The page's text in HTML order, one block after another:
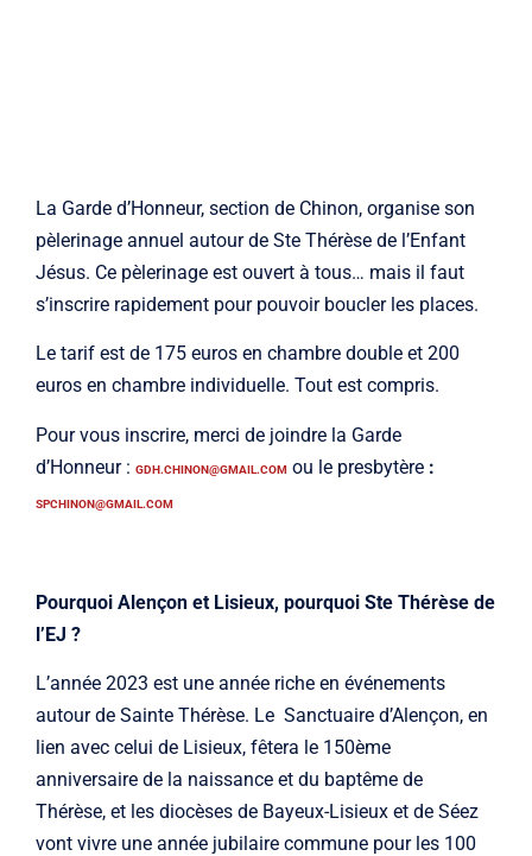
La Garde d’Honneur, section de Chinon, organise son
pèlerinage annuel autour de Ste Thérèse de l’Enfant
Jésus. Ce pèlerinage est ouvert à tous… mais il faut
s’inscrire rapidement pour pouvoir boucler les places.
Le tarif est de 175 euros en chambre double et 200
euros en chambre individuelle. Tout est compris.
Pour vous inscrire, merci de joindre la Garde
d’Honneur : GDH.CHINON@GMAIL.COM ou le presbytère :
SPCHINON@GMAIL.COM
Pourquoi Alençon et Lisieux, pourquoi Ste Thérèse de
l’EJ ?
L’année 2023 est une année riche en événements
autour de Sainte Thérèse. Le Sanctuaire d’Alençon, en
lien avec celui de Lisieux, fêtera le 150ème
anniversaire de la naissance et du baptême de
Thérèse, et les diocèses de Bayeux-Lisieux et de Séez
vont vivre une année jubilaire commune pour les 100